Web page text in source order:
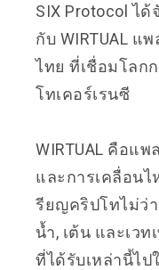
SIX Protocol ไ
กับ WIRTUAL
ไทย ที่เชื่อมโลก
โทเคอร์เรนซี
WIRTUAL คือแ
และการเคลื่อนไ
รียญคริปโทไม่ว่า
น้ำ, เต้น และเว
ที่ได้รับเหล่านี้ไ